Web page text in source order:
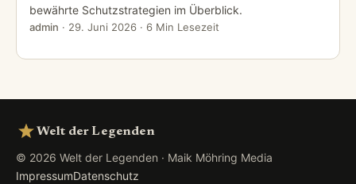
bewährte Schutzstrategien im Überblick.
admin · 29. Juni 2026 · 6 Min Lesezeit
Welt der Legenden
© 2026 Welt der Legenden · Maik Möhring Media
ImpressumDatenschutz